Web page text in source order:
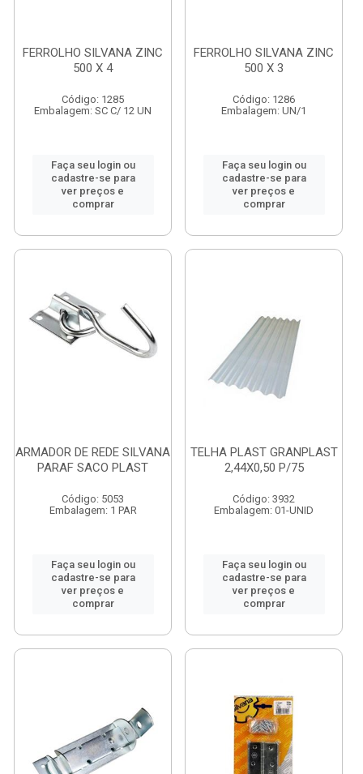
FERROLHO SILVANA ZINC
500 X 4
Código: 1285
Embalagem: SC C/ 12 UN
Faça seu login ou
cadastre-se para
ver preços e
comprar
FERROLHO SILVANA ZINC
500 X 3
Código: 1286
Embalagem: UN/1
Faça seu login ou
cadastre-se para
ver preços e
comprar
ARMADOR DE REDE SILVANA
PARAF SACO PLAST
Código: 5053
Embalagem: 1 PAR
Faça seu login ou
cadastre-se para
ver preços e
comprar
TELHA PLAST GRANPLAST
2,44X0,50 P/75
Código: 3932
Embalagem: 01-UNID
Faça seu login ou
cadastre-se para
ver preços e
comprar